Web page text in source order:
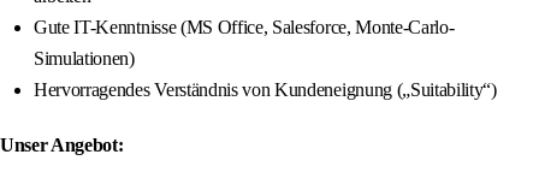
Gute IT-Kenntnisse (MS Office, Salesforce, Monte-Carlo-
Simulationen)
Hervorragendes Verständnis von Kundeneignung („Suitability“)
Unser Angebot: